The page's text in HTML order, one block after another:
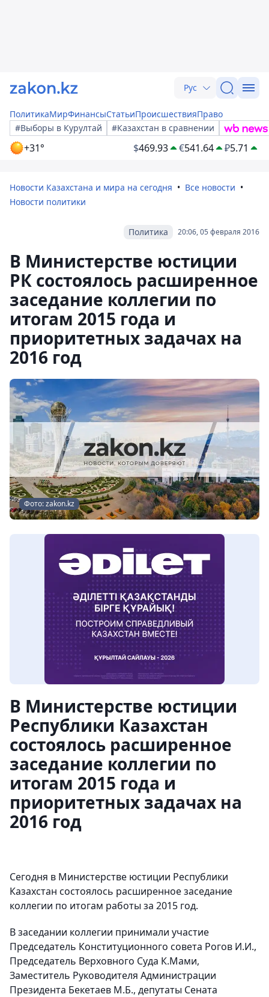
Рус
ПолитикаМирФинансыСтатьиПроисшествияПраво
#Выборы в Курултай
#Казахстан в сравнении
+31° $469.93 €541.64 ₽5.71
Новости Казахстана и мира на сегодня
Все новости
Новости политики
20:06, 05 февраля 2016
Политика
В Министерстве юстиции
РК состоялось расширенное
заседание коллегии по
итогам 2015 года и
приоритетных задачах на
2016 год
Фото: zakon.kz
В Министерстве юстиции
Республики Казахстан
состоялось расширенное
заседание коллегии по
итогам 2015 года и
приоритетных задачах на
2016 год
Сегодня в Министерстве юстиции Республики
Казахстан состоялось расширенное заседание
коллегии по итогам работы за 2015 год.
В заседании коллегии принимали участие
Председатель Конституционного совета Рогов И.И.,
Председатель Верховного Суда К.Мами,
Заместитель Руководителя Администрации
Президента Бекетаев М.Б., депутаты Сената